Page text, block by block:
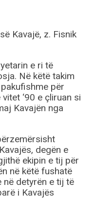
Kavajë, z. Fisnik
e ri të
Në këtë takim
për
‘90 e çliruan si
Kavajën nga
degën e
ekipin e tij për
në këtë fushatë
në detyrën e tij të
i Kavajës